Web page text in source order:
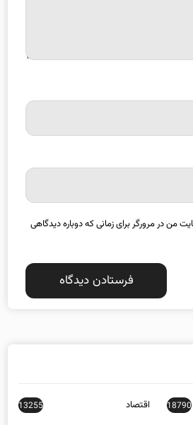
من در مرورگر برای زمانی که دوباره دیدگاهی
18790 اقتصاد 13255